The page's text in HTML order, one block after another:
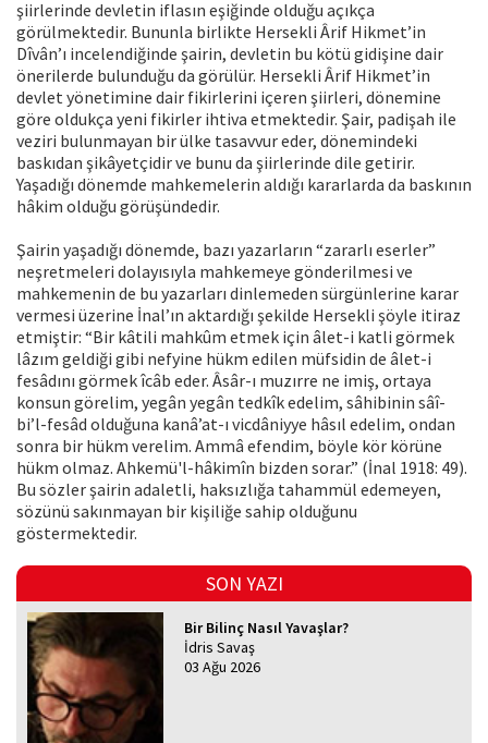
şiirlerinde devletin iflasın eşiğinde olduğu açıkça
görülmektedir. Bununla birlikte Hersekli Ârif Hikmet’in
Dîvân’ı incelendiğinde şairin, devletin bu kötü gidişine dair
önerilerde bulunduğu da görülür. Hersekli Ârif Hikmet’in
devlet yönetimine dair fikirlerini içeren şiirleri, dönemine
göre oldukça yeni fikirler ihtiva etmektedir. Şair, padişah ile
veziri bulunmayan bir ülke tasavvur eder, dönemindeki
baskıdan şikâyetçidir ve bunu da şiirlerinde dile getirir.
Yaşadığı dönemde mahkemelerin aldığı kararlarda da baskının
hâkim olduğu görüşündedir.
Şairin yaşadığı dönemde, bazı yazarların “zararlı eserler”
neşretmeleri dolayısıyla mahkemeye gönderilmesi ve
mahkemenin de bu yazarları dinlemeden sürgünlerine karar
vermesi üzerine İnal’ın aktardığı şekilde Hersekli şöyle itiraz
etmiştir: “Bir kâtili mahkûm etmek için âlet-i katli görmek
lâzım geldiği gibi nefyine hükm edilen müfsidin de âlet-i
fesâdını görmek îcâb eder. Âsâr-ı muzırre ne imiş, ortaya
konsun görelim, yegân yegân tedkîk edelim, sâhibinin sâî-
bi’l-fesâd olduğuna kanâ’at-ı vicdâniyye hâsıl edelim, ondan
sonra bir hükm verelim. Ammâ efendim, böyle kör körüne
hükm olmaz. Ahkemü'l-hâkimîn bizden sorar.” (İnal 1918: 49).
Bu sözler şairin adaletli, haksızlığa tahammül edemeyen,
sözünü sakınmayan bir kişiliğe sahip olduğunu
göstermektedir.
SON YAZI
Bir Bilinç Nasıl Yavaşlar?
İdris Savaş
03 Ağu 2026